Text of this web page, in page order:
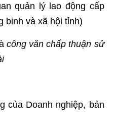
quản lý lao động cấp
binh và xã hội tỉnh)
công văn chấp thuận sử
của Doanh nghiệp, bản